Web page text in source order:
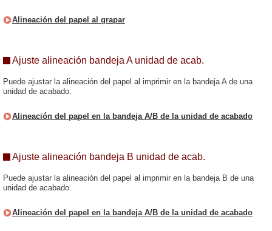
Alineación del papel al grapar
Ajuste alineación bandeja A unidad de acab.
Puede ajustar la alineación del papel al imprimir en la bandeja A de una
unidad de acabado.
Alineación del papel en la bandeja A/B de la unidad de acabado
Ajuste alineación bandeja B unidad de acab.
Puede ajustar la alineación del papel al imprimir en la bandeja B de una
unidad de acabado.
Alineación del papel en la bandeja A/B de la unidad de acabado